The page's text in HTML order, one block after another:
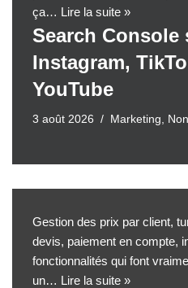
ça… Lire la suite »
Search Console
Instagram,
YouTube
3 août 2026 Marketing,
Gestion des prix par client,
devis, paiement en compte,
fonctionnalités qui font
un… Lire la suite »